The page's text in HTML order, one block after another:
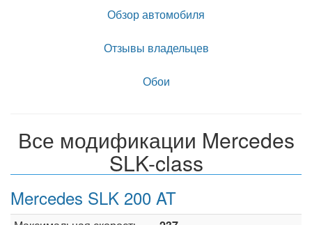
Обзор автомобиля
Отзывы владельцев
Обои
Все модификации Mercedes
SLK-class
Mercedes SLK 200 AT